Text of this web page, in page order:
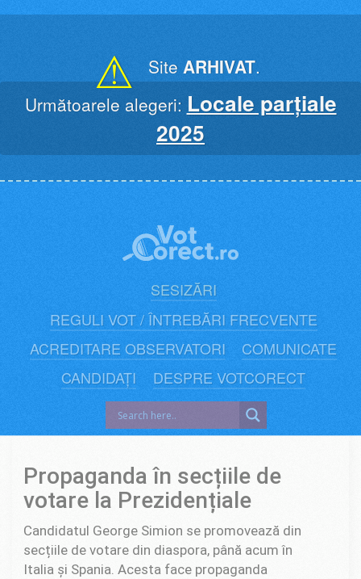
⚠ Site ARHIVAT.
Următoarele alegeri: Locale parțiale
2025
SESIZĂRI
REGULI VOT / ÎNTREBĂRI FRECVENTE
ACREDITARE OBSERVATORI
COMUNICATE
CANDIDAȚI
DESPRE VOTCORECT
Propaganda în secțiile de
votare la Prezidențiale
Candidatul George Simion se promovează din
secțiile de votare din diaspora, până acum în
Italia și Spania. Acesta face propaganda